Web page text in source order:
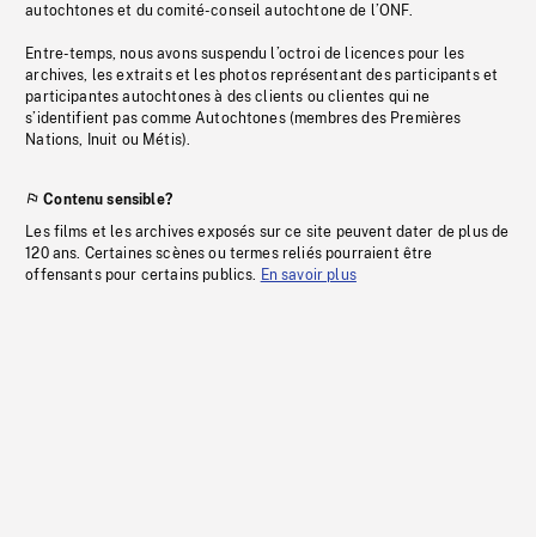
autochtones et du comité-conseil autochtone de l’ONF.
Entre-temps, nous avons suspendu l’octroi de licences pour les
archives, les extraits et les photos représentant des participants et
participantes autochtones à des clients ou clientes qui ne
s’identifient pas comme Autochtones (membres des Premières
Nations, Inuit ou Métis).
Contenu sensible?
Les films et les archives exposés sur ce site peuvent dater de plus de
120 ans. Certaines scènes ou termes reliés pourraient être
offensants pour certains publics. En savoir plus